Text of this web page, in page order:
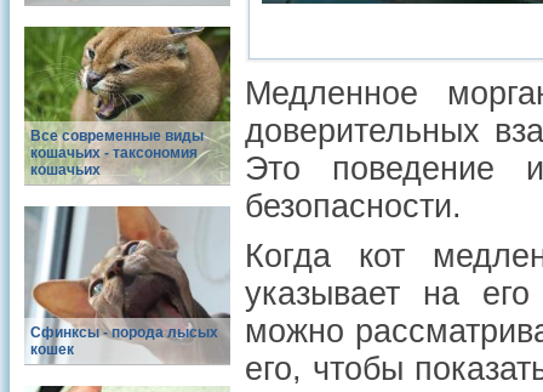
Все современные виды
кошачьих - таксономия
кошачьих
Сфинксы - порода лысых
кошек
Медленное
доверительных
Это поведение
безопасности.
Когда кот
указывает на
можно
его, чтобы